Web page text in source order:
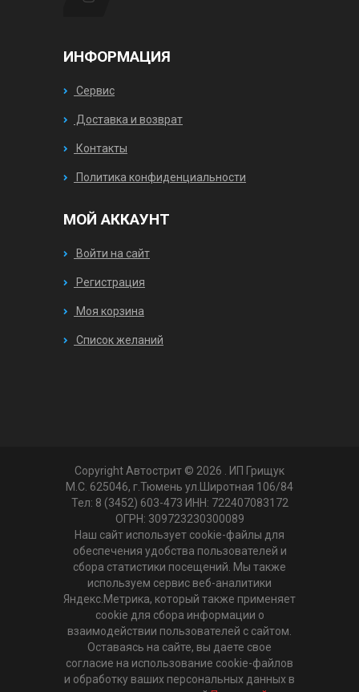
ИНФОРМАЦИЯ
Сервис
Доставка и возврат
Контакты
Политика конфиденциальности
МОЙ АККАУНТ
Войти на сайт
Регистрация
Моя корзина
Список желаний
Copyright Автострит © 2026
. ИП Грищук
М.С. 625046, г.Тюмень ул.Широтная 106/84
Тел: 8 (3452) 603-473 ИНН: 722407083172
ОГРН: 309723230300089
Наш сайт использует cookie-файлы для
обеспечения удобства пользователей и
сбора статистики посещений. Мы также
используем сервис веб-аналитики
Яндекс.Метрика, который также применяет
cookie для сбора информации о
взаимодействии пользователей с сайтом.
Оставаясь на сайте, вы даете свое
согласие на использование cookie-файлов
и обработку ваших персональных данных в